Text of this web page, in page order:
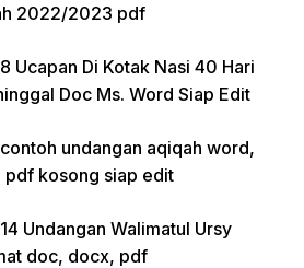
2022/2023 pdf
Ucapan Di Kotak Nasi 40 Hari
Doc Ms. Word Siap Edit
undangan aqiqah word,
kosong siap edit
Undangan Walimatul Ursy
doc, docx, pdf